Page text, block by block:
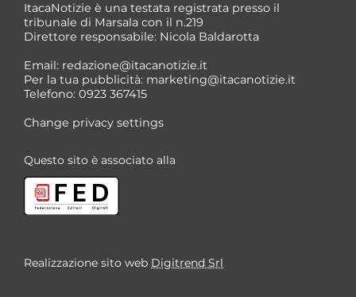
*
ItacaNotizie è una testata registrata presso il
tribunale di Marsala con il n.219
Direttore responsabile: Nicola Baldarotta
Email: redazione@itacanotizie.it
Per la tua pubblicità: marketing@itacanotizie.it
Telefono: 0923 367415
Change privacy settings
Questo sito è associato alla
Realizzazione sito web Digitrend Srl